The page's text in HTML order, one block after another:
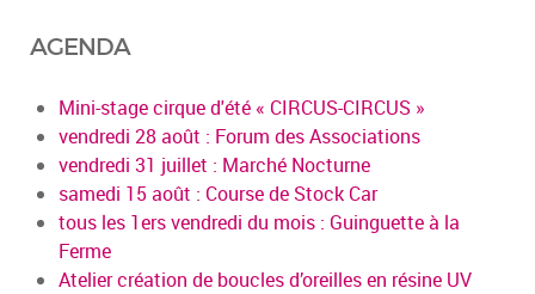
AGENDA
Mini-stage cirque d'été « CIRCUS-CIRCUS »
vendredi 28 août : Forum des Associations
vendredi 31 juillet : Marché Nocturne
samedi 15 août : Course de Stock Car
tous les 1ers vendredi du mois : Guinguette à la
Ferme
Atelier création de boucles d’oreilles en résine UV